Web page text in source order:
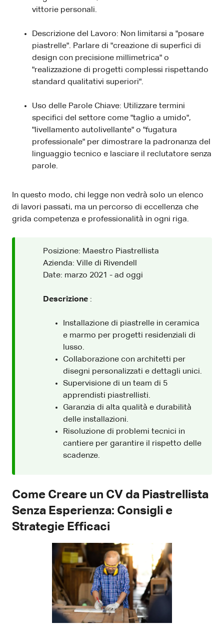
vittorie personali.
Descrizione del Lavoro: Non limitarsi a "posare
piastrelle". Parlare di "creazione di superfici di
design con precisione millimetrica" o
"realizzazione di progetti complessi rispettando
standard qualitativi superiori".
Uso delle Parole Chiave: Utilizzare termini
specifici del settore come "taglio a umido",
"livellamento autolivellante" o "fugatura
professionale" per dimostrare la padronanza del
linguaggio tecnico e lasciare il reclutatore senza
parole.
In questo modo, chi legge non vedrà solo un elenco
di lavori passati, ma un percorso di eccellenza che
grida competenza e professionalità in ogni riga.
Posizione: Maestro Piastrellista
Azienda: Ville di Rivendell
Date: marzo 2021 - ad oggi
Descrizione :
Installazione di piastrelle in ceramica
e marmo per progetti residenziali di
lusso.
Collaborazione con architetti per
disegni personalizzati e dettagli unici.
Supervisione di un team di 5
apprendisti piastrellisti.
Garanzia di alta qualità e durabilità
delle installazioni.
Risoluzione di problemi tecnici in
cantiere per garantire il rispetto delle
scadenze.
Come Creare un CV da Piastrellista
Senza Esperienza: Consigli e
Strategie Efficaci